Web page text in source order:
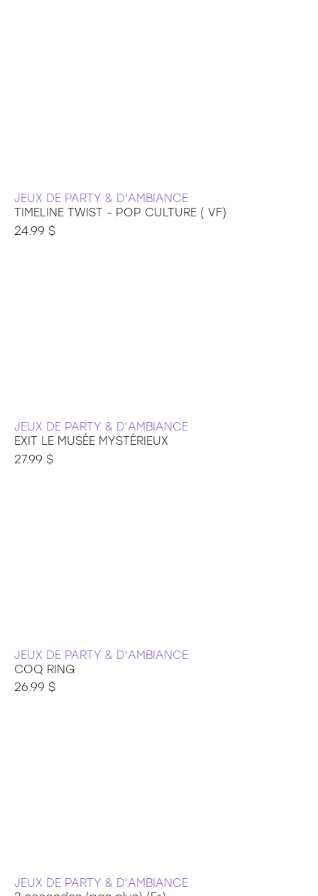
JEUX DE PARTY & D'AMBIANCE
TIMELINE TWIST - POP CULTURE ( VF)
24.99 $
JEUX DE PARTY & D'AMBIANCE
EXIT LE MUSÉE MYSTÉRIEUX
27.99 $
JEUX DE PARTY & D'AMBIANCE
COQ RING
26.99 $
JEUX DE PARTY & D'AMBIANCE